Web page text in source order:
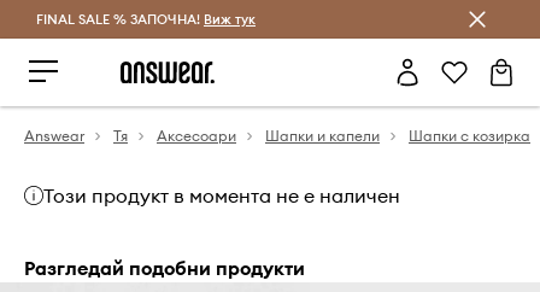
Спестявай с Answear Club
FINAL SALE % ЗАПОЧНА! Виж тук
Answear Тя Аксесоари Шапки и капели Шапки с козирка
Този продукт в момента не е наличен
Разгледай подобни продукти